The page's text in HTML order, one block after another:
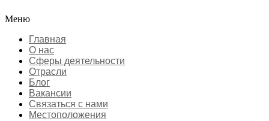
Меню
Главная
О нас
Сферы деятельности
Отрасли
Блог
Вакансии
Связаться с нами
Местоположения